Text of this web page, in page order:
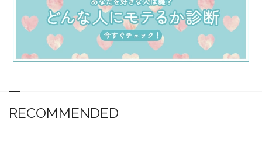
RECOMMENDED